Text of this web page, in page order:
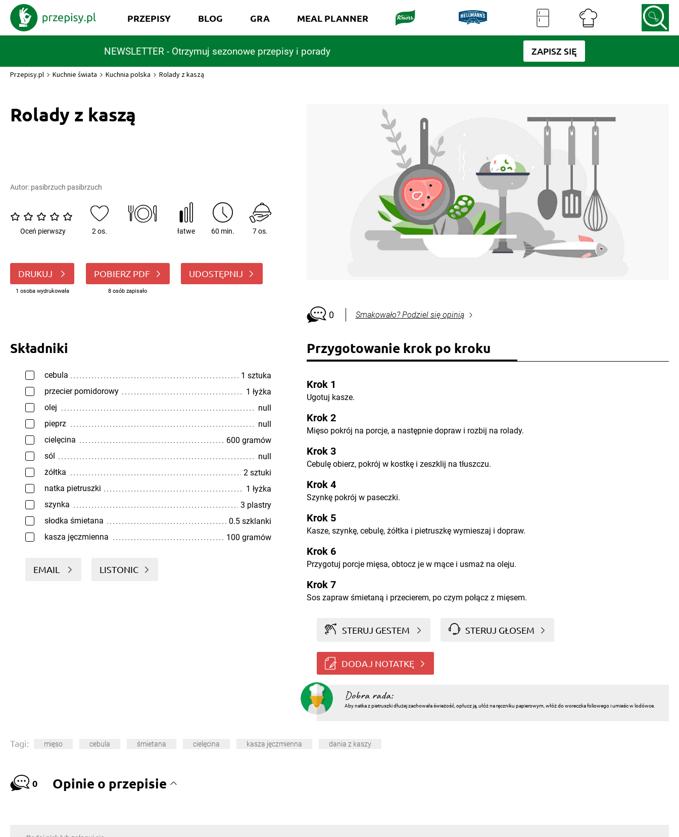
NEWSLETTER - Otrzymuj sezonowe przepisy i porady ZAPISZ SIĘ
PRZEPISY BLOG GRA MEAL PLANNER
Przepisy.pl Kuchnie świata Kuchnia polska Rolady z kaszą
Rolady z kaszą
Autor: pasibrzuch pasibrzuch
Oceń pierwszy 2 os. łatwe 60 min. 7 os.
DRUKUJ
1 osoba wydrukowała
POBIERZ PDF
8 osób zapisało
UDOSTĘPNIJ
0 Smakowało? Podziel się opinią
Składniki
cebula
1 sztuka
przecier pomidorowy
1 łyżka
olej
null
pieprz
null
cielęcina
600 gramów
sól
null
żółtka
2 sztuki
natka pietruszki
1 łyżka
szynka
3 plastry
słodka śmietana
0.5 szklanki
kasza jęczmienna
100 gramów
EMAIL LISTONIC
Przygotowanie krok po kroku
Krok 1
Ugotuj kasze.
Krok 2
Mięso pokrój na porcje, a następnie dopraw i rozbij na rolady.
Krok 3
Cebulę obierz, pokrój w kostkę i zeszklij na tłuszczu.
Krok 4
Szynkę pokrój w paseczki.
Krok 5
Kasze, szynkę, cebulę, żółtka i pietruszkę wymieszaj i dopraw.
Krok 6
Przygotuj porcje mięsa, obtocz je w mące i usmaż na oleju.
Krok 7
Sos zapraw śmietaną i przecierem, po czym połącz z mięsem.
STERUJ GESTEM STERUJ GŁOSEM
DODAJ NOTATKĘ
Dobra rada:
Aby natka z pietruszki dłużej zachowała świeżość, opłucz ją, ułóż na ręczniku papierowym, włóż do woreczka foliowego i umieśc w lodówce.
Tagi: mięso cebula śmietana cielęcina kasza jęczmienna dania z kaszy
0 Opinie o przepisie